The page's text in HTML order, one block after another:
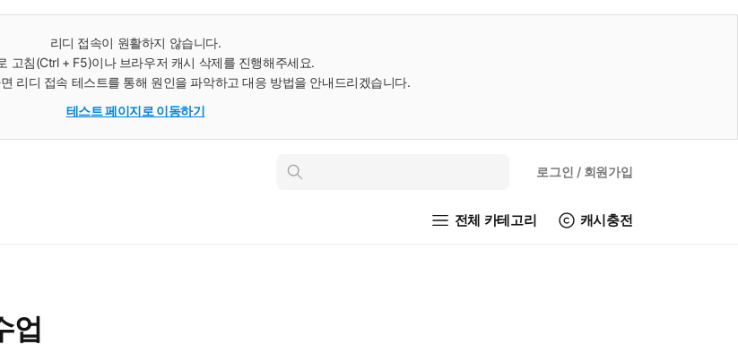
리디 접속이 원활하지 않습니다.
고침(Ctrl + F5)이나 브라우저 캐시 삭제를 진행해주세요.
리디 접속 테스트를 통해 원인을 파악하고 대응 방법을 안내드리겠습니다.
테스트 페이지로 이동하기
인
로그인 / 회원가입
전체 카테고리 캐시충전
업